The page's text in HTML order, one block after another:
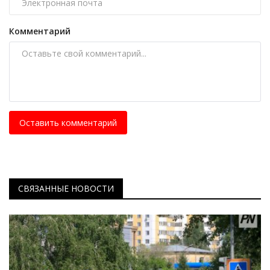
Комментарий
Оставить комментарий
СВЯЗАННЫЕ НОВОСТИ